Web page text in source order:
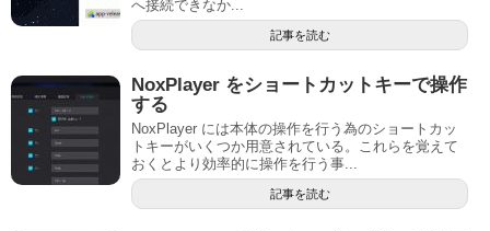
へ接続できなか...
記事を読む
NoxPlayer をショートカットキーで操作
する
NoxPlayer には本体の操作を行う為のショートカッ
トキーがいくつか用意されている。これらを覚えて
おくとより効率的に操作を行う事...
記事を読む